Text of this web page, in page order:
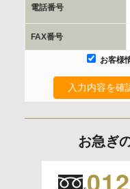
を行います。
委託の有無
利用目的の通知、開示
います。）に応じます。
電話番号
FAX番号
お客様
入力内容を確
お急ぎ